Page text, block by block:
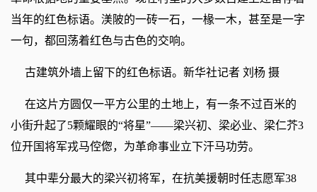
当年的红色标语。渼陂的一砖一石，一椽一木，甚至是一字
一句，都回荡着红色与古色的交响。
古建筑外墙上留下的红色标语。新华社记者 刘杨 摄
在这片方圆仅一平方公里的土地上，有一条不过百米的
小街升起了5颗耀眼的“将星”——梁兴初、梁必业、梁仁芥3
位开国将军戎马倥偬，为革命事业立下汗马功劳。
其中辈分最大的梁兴初将军，在抗美援朝时任志愿军38